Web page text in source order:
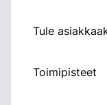
Tule
Toimipisteet